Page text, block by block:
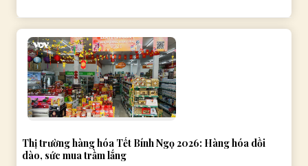
Thị trường hàng hóa Tết Bính Ngọ 2026: Hàng hóa dồi
dào, sức mua trầm lắng